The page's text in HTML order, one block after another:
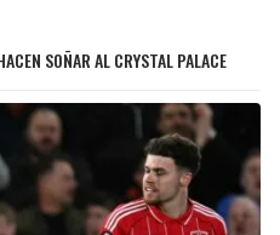
SOÑAR AL CRYSTAL PALACE